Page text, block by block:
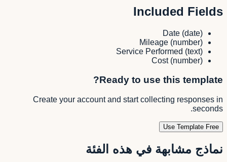
Included Fields
Date (date)
Mileage (number)
Service Performed (text)
Cost (number)
Ready to use this template?
Create your account and start collecting responses in
seconds.
Use Template Free
نماذج مشابهة في هذه الفئة